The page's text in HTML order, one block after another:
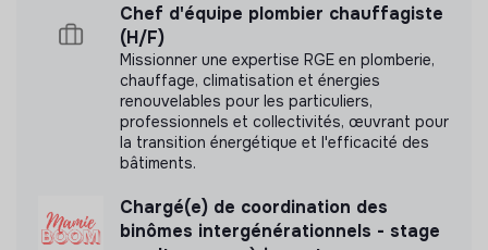
Chef d'équipe plombier chauffagiste
(H/F)
Missionner une expertise RGE en plomberie,
chauffage, climatisation et énergies
renouvelables pour les particuliers,
professionnels et collectivités, œuvrant pour
la transition énergétique et l'efficacité des
bâtiments.
Chargé(e) de coordination des
binômes intergénérationnels - stage